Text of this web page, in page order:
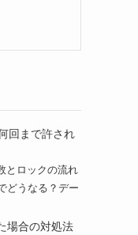
回まで許され
とロックの流れ
どうなる？デー
場合の対処法